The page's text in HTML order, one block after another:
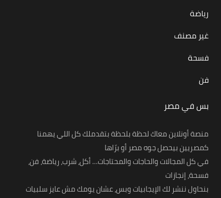
رياضة
غير مصنف
فسحة
فن
بس في مصر
منصة أونلاين معاك لحظة بلحظة بتقدملك كل اللي يهمنا
كمصريين بيحصل جوه مصر أو برّاها
في كل المجالات والحاجات والمحتاجات… أكل، شرب، رياضة، فن،
فسحة، إنجازات
بنحاول ننشر لك الإيجابيات وبس، عشان يومك مش عايز سلبيات